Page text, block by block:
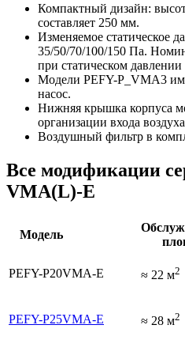
Компактный дизайн:
составляет 250 мм.
Изменяемое статическое
35/50/70/100/150 Па.
при статическом
Модели PEFY-P_VMA3
насос.
Нижняя крышка корпуса
организации входа
Воздушный фильтр в
Все модификации
VMA(L)-E
Модель
PEFY-P20VMA-E ≈ 22 м2
PEFY-P25VMA-E ≈ 28 м2